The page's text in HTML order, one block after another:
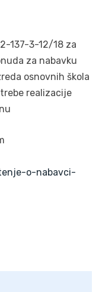
137-3-12/18 za
za nabavku
osnovnih škola
realizacije
o-nabavci-